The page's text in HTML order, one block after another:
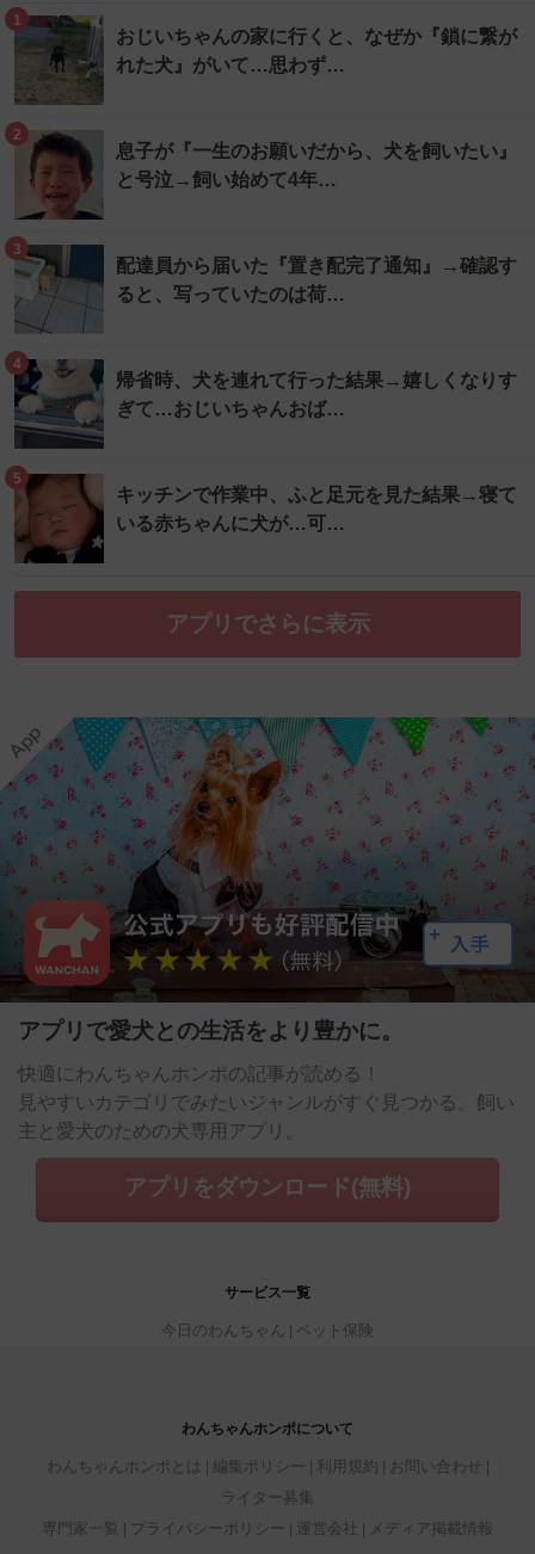
1
おじいちゃんの家に行くと、なぜか『鎖に繋が
れた犬』がいて…思わず…
2
息子が『一生のお願いだから、犬を飼いたい』
と号泣→飼い始めて4年…
3
配達員から届いた『置き配完了通知』→確認す
ると、写っていたのは荷…
4
帰省時、犬を連れて行った結果→嬉しくなりす
ぎて…おじいちゃんおば…
5
キッチンで作業中、ふと足元を見た結果→寝て
いる赤ちゃんに犬が…可…
アプリでさらに表示
アプリで愛犬との生活をより豊かに。
快適にわんちゃんホンポの記事が読める！
見やすいカテゴリでみたいジャンルがすぐ見つかる。飼い
主と愛犬のための犬専用アプリ。
アプリをダウンロード(無料)
サービス一覧
今日のわんちゃん ペット保険
わんちゃんホンポについて
わんちゃんホンポとは 編集ポリシー 利用規約
お問い合わせ
ライター募集
専門家一覧
プライバシーポリシー 運営会社 メディア掲載情報